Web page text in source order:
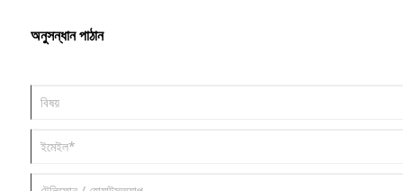
অনুসন্ধান পাঠান